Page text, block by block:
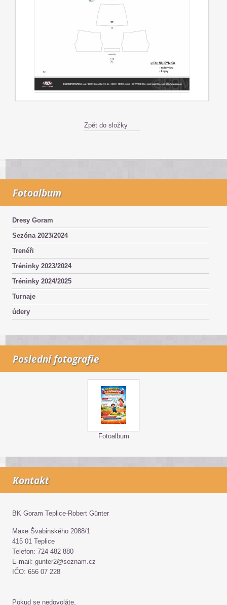
Zpět do složky
Fotoalbum
Dresy Goram
Sezóna 2023/2024
Trenéři
Tréninky 2023/2024
Tréninky 2024/2025
Turnaje
údery
Poslední fotografie
Fotoalbum
Kontakt
BK Goram Teplice-Robert Günter
Maxe Švabinského 2088/1
415 01 Teplice
Telefon: 724 482 880
E-mail: gunter2@seznam.cz
IČO: 656 07 228
Pokud se nedovoláte,